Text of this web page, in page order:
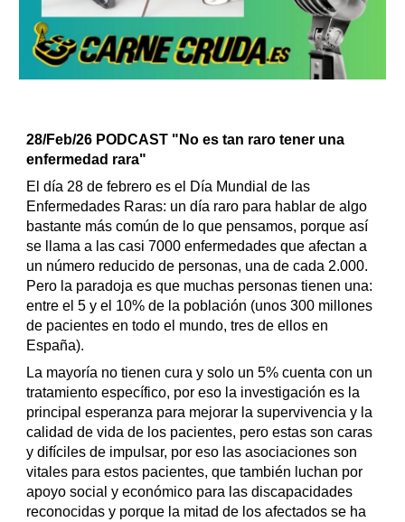
28/Feb/26 PODCAST "No es tan raro tener una
enfermedad rara"
El día 28 de febrero es el Día Mundial de las
Enfermedades Raras: un día raro para hablar de algo
bastante más común de lo que pensamos, porque así
se llama a las casi 7000 enfermedades que afectan a
un número reducido de personas, una de cada 2.000.
Pero la paradoja es que muchas personas tienen una:
entre el 5 y el 10% de la población (unos 300 millones
de pacientes en todo el mundo, tres de ellos en
España).
La mayoría no tienen cura y solo un 5% cuenta con un
tratamiento específico, por eso la investigación es la
principal esperanza para mejorar la supervivencia y la
calidad de vida de los pacientes, pero estas son caras
y difíciles de impulsar, por eso las asociaciones son
vitales para estos pacientes, que también luchan por
apoyo social y económico para las discapacidades
reconocidas y porque la mitad de los afectados se ha